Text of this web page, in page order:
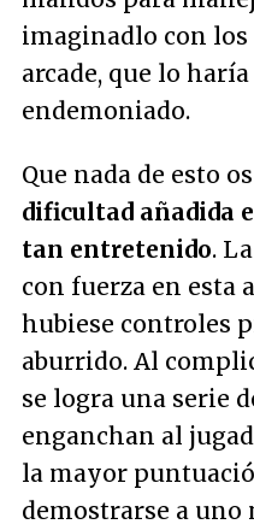
imaginadlo con
arcade, que lo
endemoniado.
Que nada de esto
dificultad añadida
tan entretenido.
con fuerza en esta
hubiese controles
aburrido. Al
se logra una serie
enganchan al
la mayor
demostrarse a